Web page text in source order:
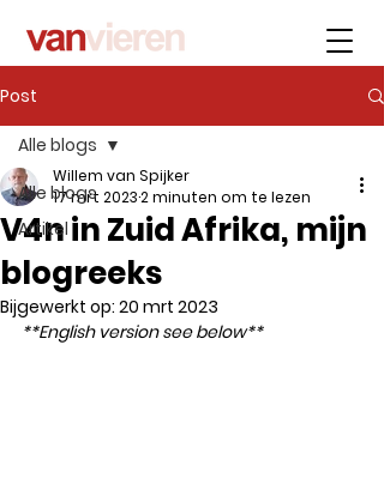
Post
Alle blogs
Artikel
Alle blogs
V4n in Zuid Afrika, mijn
blogreeks
Willem van Spijker
17 mrt 20232 minuten om te lezen
Bijgewerkt op: 20 mrt 2023
**English version see below**